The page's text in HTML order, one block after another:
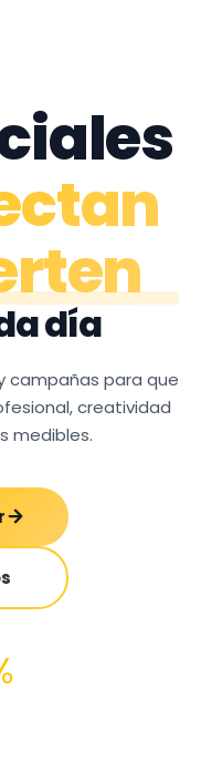
día
campañas para que
creatividad
medibles.